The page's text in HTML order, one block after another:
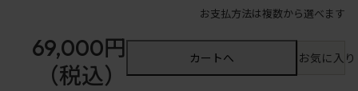
お支払方法は複数から選べます
69,000円
（税込）
カートへ お気に入